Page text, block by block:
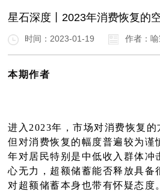
星石深度丨2023年消费恢复的
时间：2023-01-19 作者：
本期作者
进入2023年，市场对消费恢复的
但对消费恢复的幅度普遍较为谨
年对居民特别是中低收入群体冲
心无力，超额储蓄能否释放具备
对超额储蓄本身也带有怀疑态度